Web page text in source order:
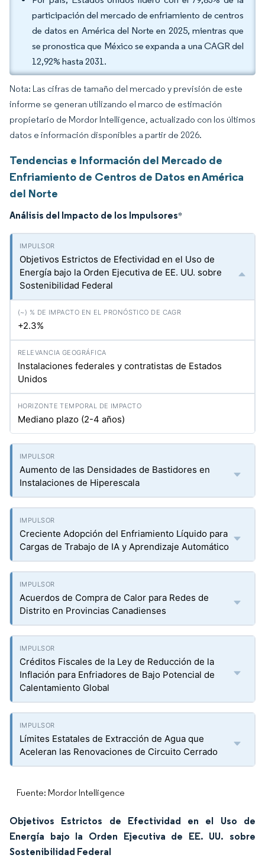
participación del mercado de enfriamiento de centros
de datos en América del Norte en 2025, mientras que
se pronostica que México se expanda a una CAGR del
12,92% hasta 2031.
Nota: Las cifras de tamaño del mercado y previsión de este
informe se generan utilizando el marco de estimación
propietario de Mordor Intelligence, actualizado con los últimos
datos e información disponibles a partir de 2026.
Tendencias e Información del Mercado de
Enfriamiento de Centros de Datos en América
del Norte
Análisis del Impacto de los Impulsores*
Objetivos Estrictos de Efectividad en el Uso de
Energía bajo la Orden Ejecutiva de EE. UU. sobre
Sostenibilidad Federal
+2.3%
Instalaciones federales y contratistas de Estados
Unidos
Mediano plazo (2-4 años)
Aumento de las Densidades de Bastidores en
Instalaciones de Hiperescala
Creciente Adopción del Enfriamiento Líquido para
Cargas de Trabajo de IA y Aprendizaje Automático
Acuerdos de Compra de Calor para Redes de
Distrito en Provincias Canadienses
Créditos Fiscales de la Ley de Reducción de la
Inflación para Enfriadores de Bajo Potencial de
Calentamiento Global
Límites Estatales de Extracción de Agua que
Aceleran las Renovaciones de Circuito Cerrado
Fuente: Mordor Intelligence
Objetivos Estrictos de Efectividad en el Uso de
Energía bajo la Orden Ejecutiva de EE. UU. sobre
Sostenibilidad Federal